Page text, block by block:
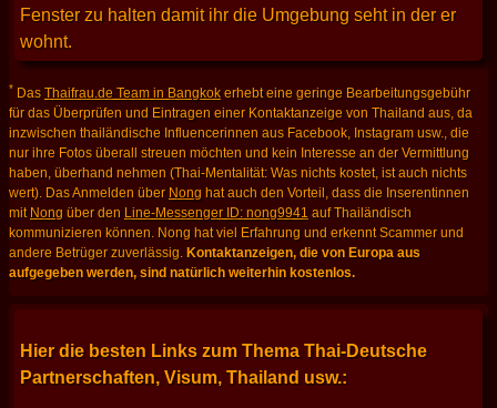
Fenster zu halten damit ihr die Umgebung seht in der er
wohnt.
* Das Thaifrau.de Team in Bangkok erhebt eine geringe Bearbeitungsgebühr
für das Überprüfen und Eintragen einer Kontaktanzeige von Thailand aus, da
inzwischen thailändische Influencerinnen aus Facebook, Instagram usw., die
nur ihre Fotos überall streuen möchten und kein Interesse an der Vermittlung
haben, überhand nehmen (Thai-Mentalität: Was nichts kostet, ist auch nichts
wert). Das Anmelden über Nong hat auch den Vorteil, dass die Inserentinnen
mit Nong über den Line-Messenger ID: nong9941 auf Thailändisch
kommunizieren können. Nong hat viel Erfahrung und erkennt Scammer und
andere Betrüger zuverlässig. Kontaktanzeigen, die von Europa aus
aufgegeben werden, sind natürlich weiterhin kostenlos.
Hier die besten Links zum Thema Thai-Deutsche
Partnerschaften, Visum, Thailand usw.: